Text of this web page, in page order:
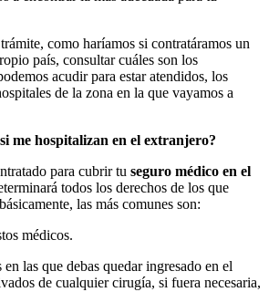
como haríamos si contratáramos un
país, consultar cuáles son los
acudir para estar atendidos, los
de la zona en la que vayamos a
me hospitalizan en el extranjero?
para cubrir tu seguro médico en el
todos los derechos de los que
las más comunes son:
médicos.
las que debas quedar ingresado en el
de cualquier cirugía, si fuera necesaria,